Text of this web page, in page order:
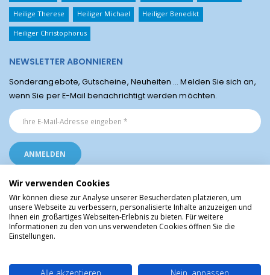
Heilige Therese Heiliger Michael Heiliger Benedikt
Heiliger Christophorus
NEWSLETTER ABONNIEREN
Sonderangebote, Gutscheine, Neuheiten ... Melden Sie sich an,
wenn Sie per E-Mail benachrichtigt werden möchten.
Religiöse Artikel aus Lourdes © Christliche Geschenke und Devotionalien aus
dem Heiligtum von Lourdes, Frankreich
Wir verwenden Cookies
Wir können diese zur Analyse unserer Besucherdaten platzieren, um
unsere Webseite zu verbessern, personalisierte Inhalte anzuzeigen und
Ihnen ein großartiges Webseiten-Erlebnis zu bieten. Für weitere
Informationen zu den von uns verwendeten Cookies öffnen Sie die
Einstellungen.